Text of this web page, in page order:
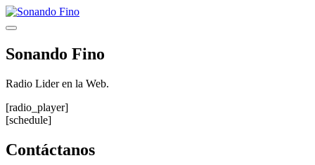
Saltar
al
Menú
Sonando Fino
Radio Lider en la Web.
[radio_player]
[schedule]
Contáctanos